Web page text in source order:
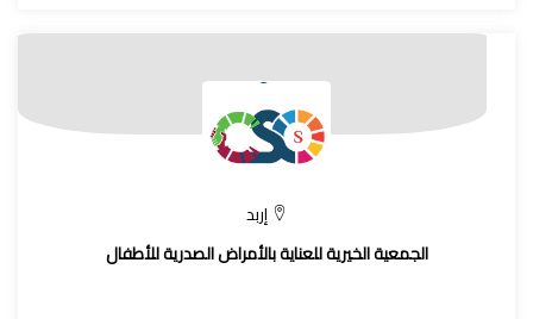
إربد
الجمعية الخيرية للعناية بالأمراض الصدرية للأطفال